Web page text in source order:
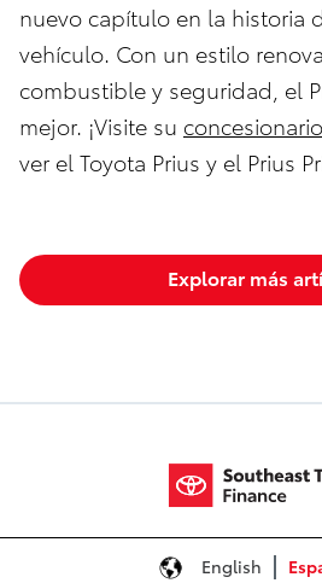
nuevo capítulo en la historia
vehículo. Con un estilo
combustible y seguridad, el
mejor. ¡Visite su
ver el Toyota Prius y el Prius
Explorar más
English